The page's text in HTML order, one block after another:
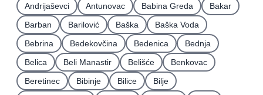
Andrijaševci Antunovac Babina Greda
Bakar
Barban
Barilović Baška
Baška Voda
Bebrina
Bedekovčina Bedenica
Bednja
Belica
Beli Manastir Belišće
Benkovac
Beretinec
Bibinje Bilice
Bilje